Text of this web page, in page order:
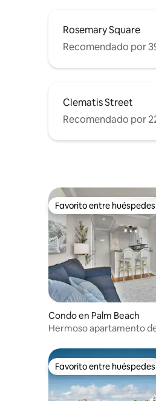
Rosemary Square
Recomendado por
Clematis Street
Recomendado por
Favorito entre huéspedes
Favorito entre huéspedes
Condo en Palm Beach
Hermoso apartamento
Favorito entre huéspedes
Favorito entre huéspedes